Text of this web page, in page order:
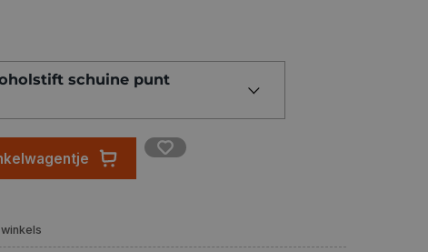
open blijven liggen zonder uit te drogen
drukcompensatie voorkomt dat de pen
– 5,0 mm
schuine punt